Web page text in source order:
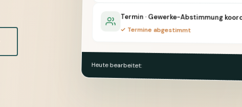
Termin · Gewerke-Abstimmung
✓ Termine abgestimmt
Heute bearbeitet: